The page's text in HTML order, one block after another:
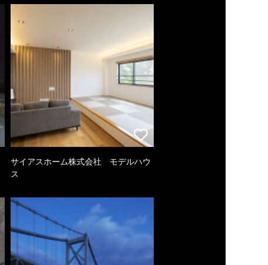
サイアスホーム株式会社 モデルハウ
ス